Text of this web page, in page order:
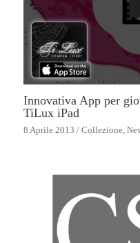
Innovativa App per
TiLux iPad
8 Aprile 2013 / Collezione,